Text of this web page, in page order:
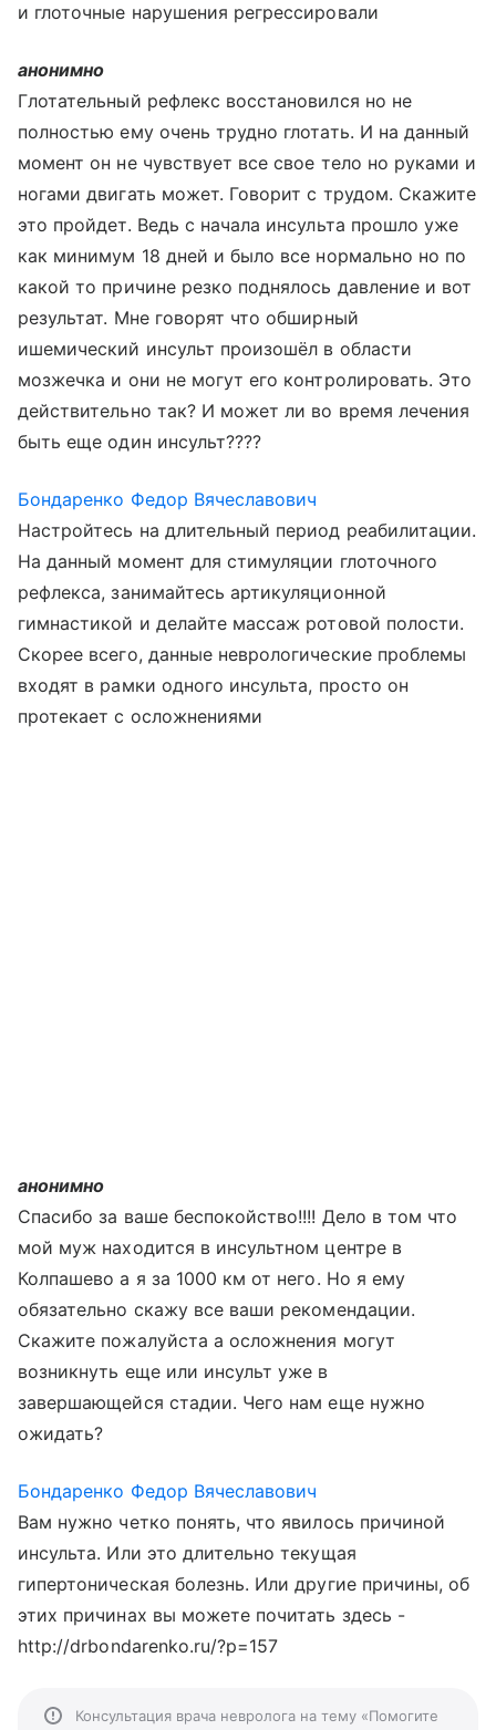
и глоточные нарушения регрессировали
анонимно
Глотательный рефлекс восстановился но не
полностью ему очень трудно глотать. И на данный
момент он не чувствует все свое тело но руками и
ногами двигать может. Говорит с трудом. Скажите
это пройдет. Ведь с начала инсульта прошло уже
как минимум 18 дней и было все нормально но по
какой то причине резко поднялось давление и вот
результат. Мне говорят что обширный
ишемический инсульт произошёл в области
мозжечка и они не могут его контролировать. Это
действительно так? И может ли во время лечения
быть еще один инсульт????
Бондаренко Федор Вячеславович
Настройтесь на длительный период реабилитации.
На данный момент для стимуляции глоточного
рефлекса, занимайтесь артикуляционной
гимнастикой и делайте массаж ротовой полости.
Скорее всего, данные неврологические проблемы
входят в рамки одного инсульта, просто он
протекает с осложнениями
анонимно
Спасибо за ваше беспокойство!!!! Дело в том что
мой муж находится в инсультном центре в
Колпашево а я за 1000 км от него. Но я ему
обязательно скажу все ваши рекомендации.
Скажите пожалуйста а осложнения могут
возникнуть еще или инсульт уже в
завершающейся стадии. Чего нам еще нужно
ожидать?
Бондаренко Федор Вячеславович
Вам нужно четко понять, что явилось причиной
инсульта. Или это длительно текущая
гипертоническая болезнь. Или другие причины, об
этих причинах вы можете почитать здесь -
http://drbondarenko.ru/?p=157
Консультация врача невролога на тему «Помогите